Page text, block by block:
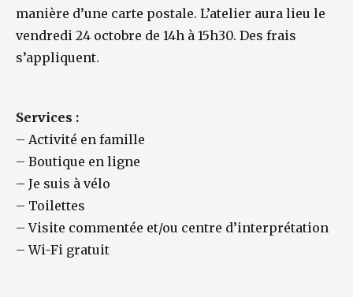
manière d’une carte postale. L’atelier aura lieu le
vendredi 24 octobre de 14h à 15h30. Des frais
s’appliquent.
Services :
– Activité en famille
– Boutique en ligne
– Je suis à vélo
– Toilettes
–Visite commentée et/ou centre d’interprétation
–Wi-Fi gratuit